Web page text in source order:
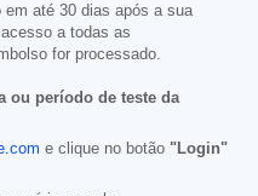
até 30 dias após a sua
a todas as
for processado.
ou período de teste da
e clique no botão "Login"